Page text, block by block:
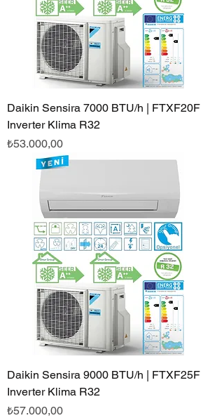
Daikin Sensira 7000 BTU/h | FTXF20F
Inverter Klima R32
Fiyat
₺53.000,00
Daikin Sensira 9000 BTU/h | FTXF25F
Inverter Klima R32
Fiyat
₺57.000,00